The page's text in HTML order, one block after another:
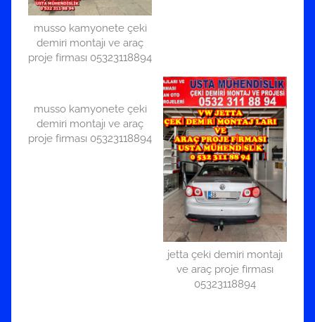
musso kamyonete çeki
demiri montajı ve araç
proje firması 05323118894
musso kamyonete çeki
demiri montajı ve araç
proje firması 05323118894
jetta çeki demiri montajı
ve araç proje firması
05323118894